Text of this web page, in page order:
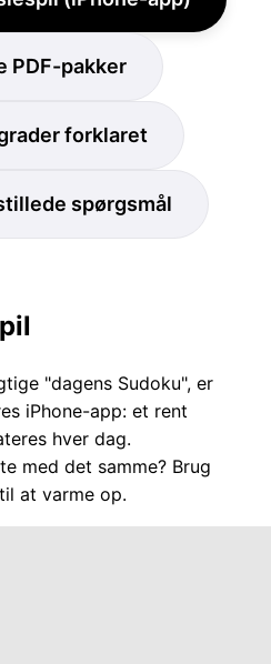
PDF-pakker
forklaret
spørgsmål
"dagens Sudoku", er
iPhone-app: et rent
hver dag.
med det samme? Brug
at varme op.